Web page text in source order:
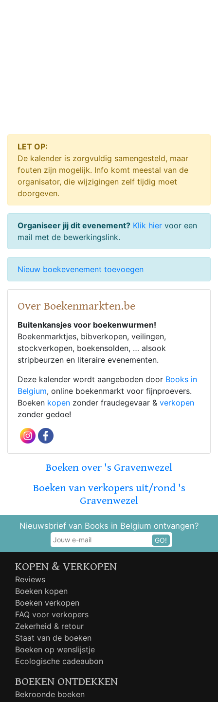
LET OP:
De kalender is zorgvuldig samengesteld, maar
fouten zijn mogelijk. Info komt meestal van de
organisator, die wijzigingen zelf tijdig moet
doorgeven.
Organiseer jij dit evenement? Klik hier voor een
mail met de bewerkingslink.
Nieuw boekevenement toevoegen
Over Boekenmarkten.be
Buitenkansjes voor boekenwurmen!
Boekenmarktjes, bibverkopen, veilingen,
stockverkopen, boekensolden, … alsook
stripbeurzen en literaire evenementen.
Deze kalender wordt aangeboden door Books in
Belgium, online boekenmarkt voor fijnproevers.
Boeken kopen zonder fraudegevaar & verkopen
zonder gedoe!
Boeken over 's Gravenwezel
Boeken van verkopers uit/rond 's
Gravenwezel
Nieuwsbrief van Books in Belgium ontvangen?
GO!
KOPEN & VERKOPEN
Reviews
Boeken kopen
Boeken verkopen
FAQ voor verkopers
Zekerheid & retour
Staat van de boeken
Boeken op wenslijstje
Ecologische cadeaubon
BOEKEN ONTDEKKEN
Bekroonde boeken